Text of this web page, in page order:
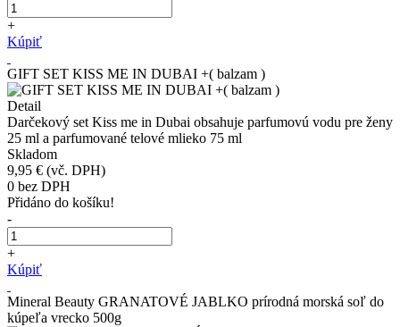
+
Kúpiť
GIFT SET KISS ME IN DUBAI +( balzam )
Detail
Darčekový set Kiss me in Dubai obsahuje parfumovú vodu pre ženy
25 ml a parfumované telové mlieko 75 ml
Skladom
9,95 € (vč. DPH)
0 bez DPH
Přidáno do košíku!
-
+
Kúpiť
Mineral Beauty GRANATOVÉ JABLKO prírodná morská soľ do
kúpeľa vrecko 500g